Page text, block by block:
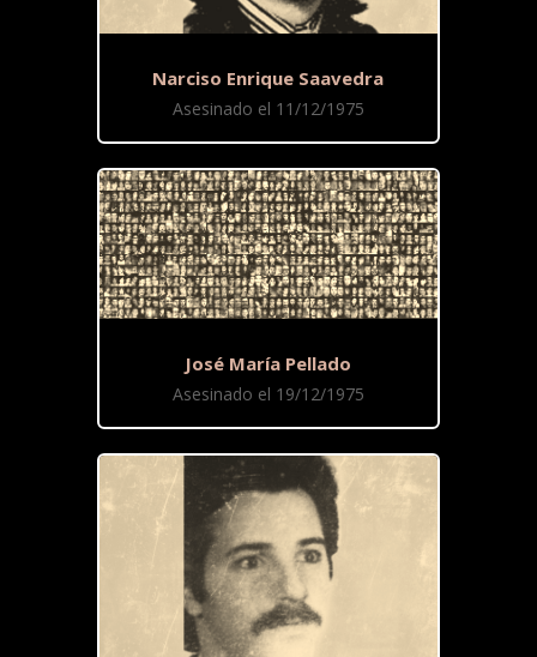
Narciso Enrique Saavedra
Asesinado el 11/12/1975
José María Pellado
Asesinado el 19/12/1975